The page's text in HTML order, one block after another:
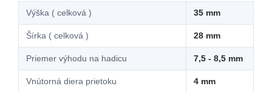
Výška ( celková ) 35 mm
Šírka ( celková ) 28 mm
Priemer výhodu na hadicu 7,5 - 8,5 mm
Vnútorná diera prietoku 4 mm